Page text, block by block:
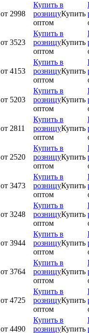
от 2998
Купить в
розницуКупить
оптом
от 3523
Купить в
розницуКупить
оптом
от 4153
Купить в
розницуКупить
оптом
от 5203
Купить в
розницуКупить
оптом
от 2811
Купить в
розницуКупить
оптом
от 2520
Купить в
розницуКупить
оптом
от 3473
Купить в
розницуКупить
оптом
от 3248
Купить в
розницуКупить
оптом
от 3944
Купить в
розницуКупить
оптом
от 3764
Купить в
розницуКупить
оптом
от 4725
Купить в
розницуКупить
оптом
от 4490
Купить в
розницуКупить